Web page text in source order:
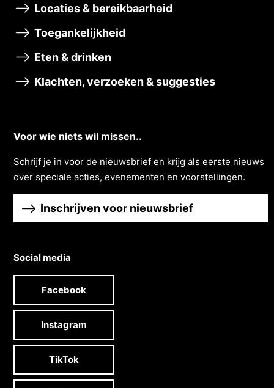
Locaties & bereikbaarheid
Toegankelijkheid
Eten & drinken
Klachten, verzoeken & suggesties
Voor wie niets wil missen..
Schrĳf je in voor de nieuwsbrief en krĳg als eerste nieuws
over speciale acties, evenementen en voorstellingen.
Inschrijven voor nieuwsbrief
Social media
Facebook
Instagram
TikTok